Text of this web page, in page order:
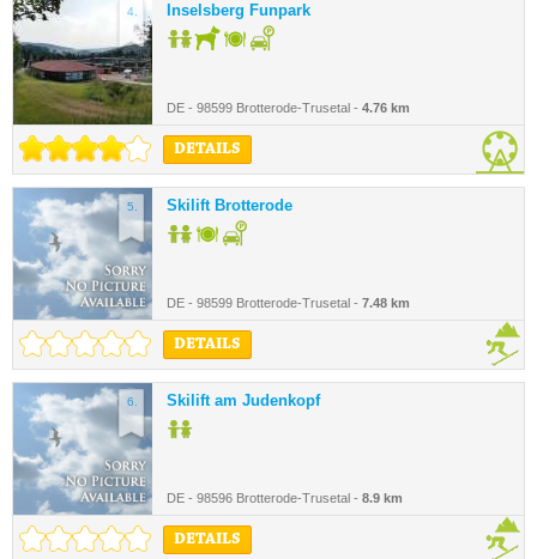
4. Inselsberg Funpark
DE - 98599 Brotterode-Trusetal - 4.76 km
DETAILS
5. Skilift Brotterode
DE - 98599 Brotterode-Trusetal - 7.48 km
DETAILS
6. Skilift am Judenkopf
DE - 98596 Brotterode-Trusetal - 8.9 km
DETAILS